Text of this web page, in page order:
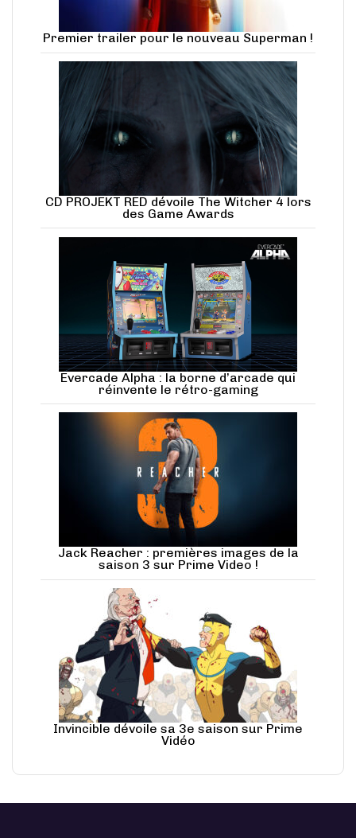
Premier trailer pour le nouveau Superman !
CD PROJEKT RED dévoile The Witcher 4 lors
des Game Awards
Evercade Alpha : la borne d’arcade qui
réinvente le rétro-gaming
Jack Reacher : premières images de la
saison 3 sur Prime Video !
Invincible dévoile sa 3e saison sur Prime
Vidéo